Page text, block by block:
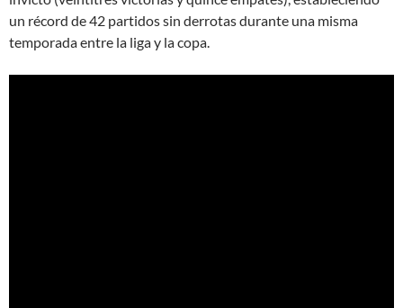
un récord de 42 partidos sin derrotas durante una misma
temporada entre la liga y la copa.